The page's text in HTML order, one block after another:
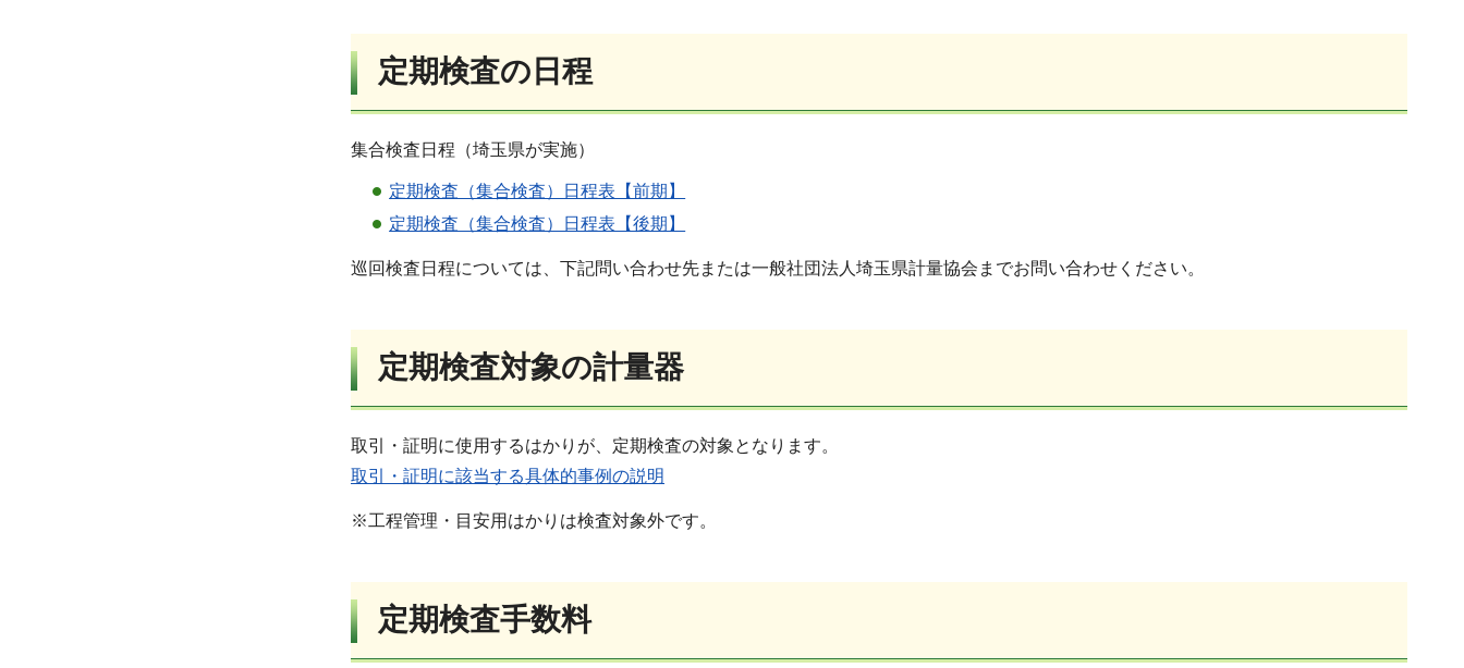
定期検査の日程
集合検査日程（埼玉県が実施）
定期検査（集合検査）日程表【前期】
定期検査（集合検査）日程表【後期】
巡回検査日程については、下記問い合わせ先または一般社団法人埼玉県計量協会までお問い合わせください。
定期検査対象の計量器
取引・証明に使用するはかりが、定期検査の対象となります。
取引・証明に該当する具体的事例の説明
※工程管理・目安用はかりは検査対象外です。
定期検査手数料